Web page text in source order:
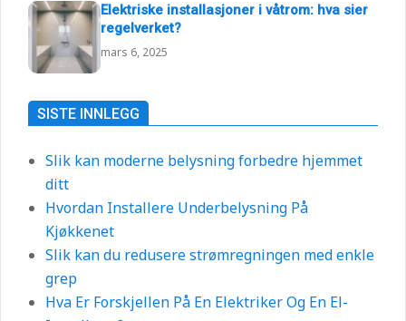
Elektriske installasjoner i våtrom: hva sier
regelverket?
mars 6, 2025
SISTE INNLEGG
Slik kan moderne belysning forbedre hjemmet
ditt
Hvordan Installere Underbelysning På
Kjøkkenet
Slik kan du redusere strømregningen med enkle
grep
Hva Er Forskjellen På En Elektriker Og En El-